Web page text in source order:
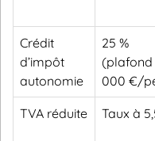
Crédit
d’impôt
autonomie
25 %
(plafond
000 €/
TVA réduite Taux à